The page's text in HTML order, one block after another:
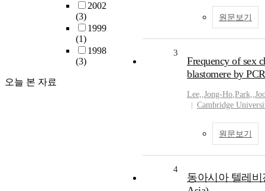
2002
(3)
1999
(1)
1998
(3)
오늘 본 자료
원문보기
3
Frequency of sex
blastomere by PCR
Lee,,Jong-Ho,Park,,
Cambridge
원문보기
4
동아시아 텔레비